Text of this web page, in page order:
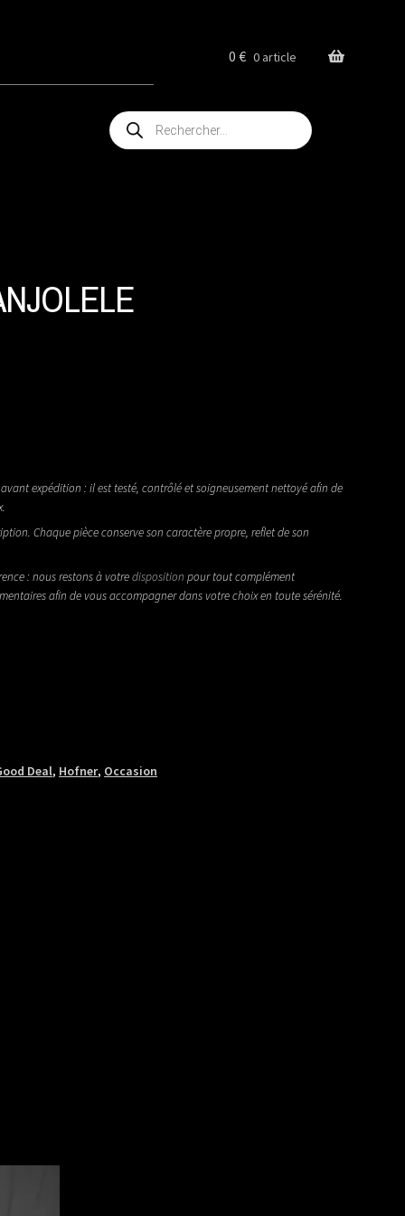
0€ 0 article
Recherche
de
produits
expédition : il est testé, contrôlé et soigneusement nettoyé afin de
Chaque pièce conserve son caractère propre, reflet de son
: nous restons à votredisposition pour tout complément
afin de vous accompagner dans votre choix en toute sérénité.
Deal, Hofner, Occasion